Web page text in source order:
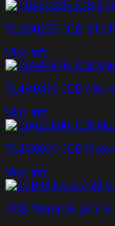
716/30255 JCB
Viac info
714/40476 JCB
Viac info
714/20600 JCB
Viac info
JCB Mikrorelé 24 V